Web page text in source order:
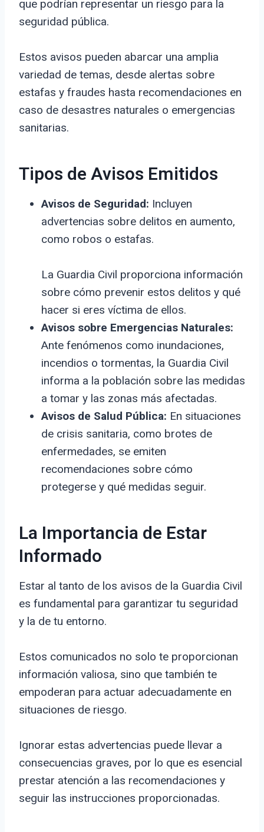
que podrían representar un riesgo para la
seguridad pública.
Estos avisos pueden abarcar una amplia
variedad de temas, desde alertas sobre
estafas y fraudes hasta recomendaciones en
caso de desastres naturales o emergencias
sanitarias.
Tipos de Avisos Emitidos
Avisos de Seguridad: Incluyen
advertencias sobre delitos en aumento,
como robos o estafas.
La Guardia Civil proporciona información
sobre cómo prevenir estos delitos y qué
hacer si eres víctima de ellos.
Avisos sobre Emergencias Naturales:
Ante fenómenos como inundaciones,
incendios o tormentas, la Guardia Civil
informa a la población sobre las medidas
a tomar y las zonas más afectadas.
Avisos de Salud Pública: En situaciones
de crisis sanitaria, como brotes de
enfermedades, se emiten
recomendaciones sobre cómo
protegerse y qué medidas seguir.
La Importancia de Estar
Informado
Estar al tanto de los avisos de la Guardia Civil
es fundamental para garantizar tu seguridad
y la de tu entorno.
Estos comunicados no solo te proporcionan
información valiosa, sino que también te
empoderan para actuar adecuadamente en
situaciones de riesgo.
Ignorar estas advertencias puede llevar a
consecuencias graves, por lo que es esencial
prestar atención a las recomendaciones y
seguir las instrucciones proporcionadas.